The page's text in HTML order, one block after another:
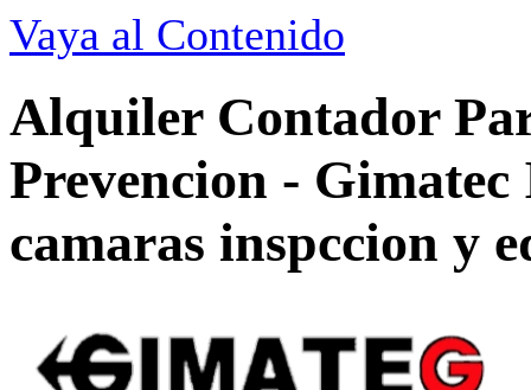
Vaya al Contenido
Alquiler Contador
Prevencion -
camaras inspccion y